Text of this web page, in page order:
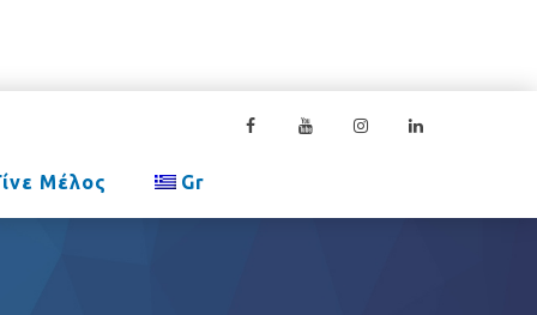
Μέλος Gr